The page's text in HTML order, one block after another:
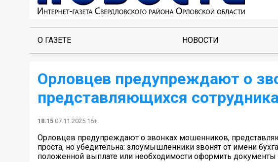
О ГАЗЕТЕ НОВОСТИ
Орловцев предупреждают о
представляющихся
18:15 07.11.2025 16+
Орловцев предупреждают о звонках мошенников,
проста, но убедительна: злоумышленники звонят от имени
положенной выплате или необходимости оформить документы